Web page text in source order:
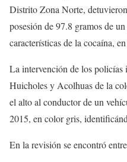
Distrito Zona Norte,
posesión de 97.8 gramos de
características de la cocaína,
La intervención de los policías
Huicholes y Acolhuas de la
el alto al conductor de un
2015, en color gris,
En la revisión se encontró